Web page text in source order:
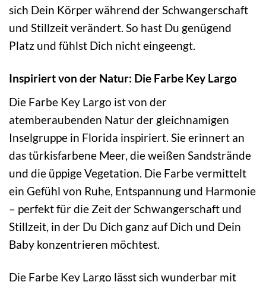
sich Dein Körper während der Schwangerschaft
und Stillzeit verändert. So hast Du genügend
Platz und fühlst Dich nicht eingeengt.
Inspiriert von der Natur: Die Farbe Key Largo
Die Farbe Key Largo ist von der
atemberaubenden Natur der gleichnamigen
Inselgruppe in Florida inspiriert. Sie erinnert an
das türkisfarbene Meer, die weißen Sandstrände
und die üppige Vegetation. Die Farbe vermittelt
ein Gefühl von Ruhe, Entspannung und Harmonie
– perfekt für die Zeit der Schwangerschaft und
Stillzeit, in der Du Dich ganz auf Dich und Dein
Baby konzentrieren möchtest.
Die Farbe Key Largo lässt sich wunderbar mit